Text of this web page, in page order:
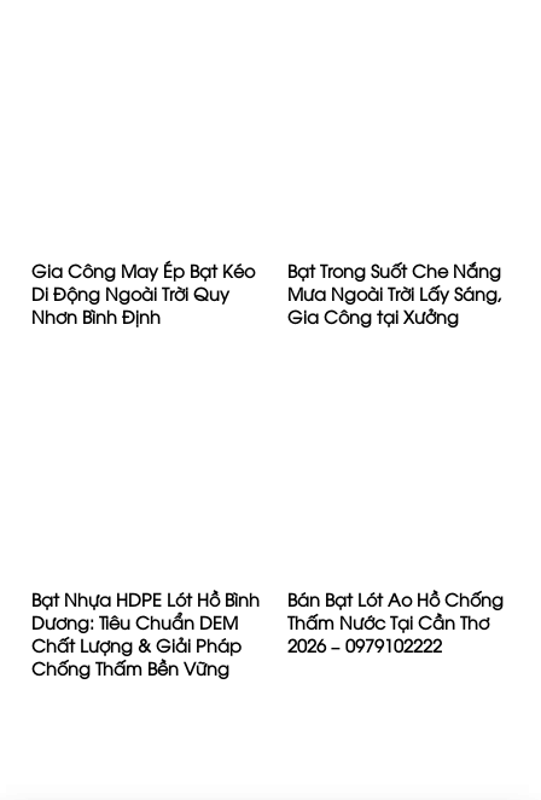
Gia Công May Ép Bạt Kéo
Di Động Ngoài Trời Quy
Nhơn Bình Định
Bạt Trong Suốt Che Nắng
Mưa Ngoài Trời Lấy Sáng,
Gia Công tại Xưởng
Bạt Nhựa HDPE Lót Hồ Bình
Dương: Tiêu Chuẩn DEM
Chất Lượng & Giải Pháp
Chống Thấm Bền Vững
Bán Bạt Lót Ao Hồ Chống
Thấm Nước Tại Cần Thơ
2026 – 0979102222